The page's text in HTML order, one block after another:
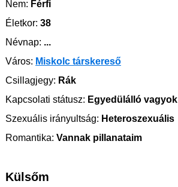
Nem: Férfi
Életkor: 38
Névnap: ...
Város: Miskolc társkereső
Csillagjegy: Rák
Kapcsolati státusz: Egyedülálló vagyok
Szexuális irányultság: Heteroszexuális
Romantika: Vannak pillanataim
Külsőm